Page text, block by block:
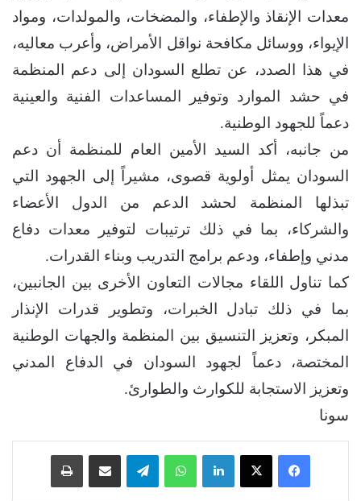
معدات الإنقاذ والإطفاء، والمضخات، والمولدات، ومواد
الإيواء، ووسائل مكافحة نواقل الأمراض، وأعرب معاليه،
في هذا الصدد، عن تطلع السودان إلى دعم المنظمة
في حشد الموارد وتوفير المساعدات الفنية والعينية
دعماً للجهود الوطنية.
من جانبه، أكد السيد الأمين العام للمنظمة أن دعم
السودان يمثل أولوية قصوى، مشيراً إلى الجهود التي
تبذلها المنظمة لحشد الدعم من الدول الأعضاء
والشركاء، بما في ذلك ترتيبات لتوفير معدات دفاع
مدني وإطفاء، ودعم برامج التدريب وبناء القدرات.
كما تناول اللقاء مجالات التعاون الأخرى بين الجانبين،
بما في ذلك تبادل الخبرات، وتطوير قدرات الإنذار
المبكر، وتعزيز التنسيق بين المنظمة والجهات الوطنية
المختصة، دعماً لجهود السودان في الدفاع المدني
وتعزيز الاستجابة للكوارث والطوارئ.
سونا
فيسبوك ‫X لينكدإن واتساب تيلقرام